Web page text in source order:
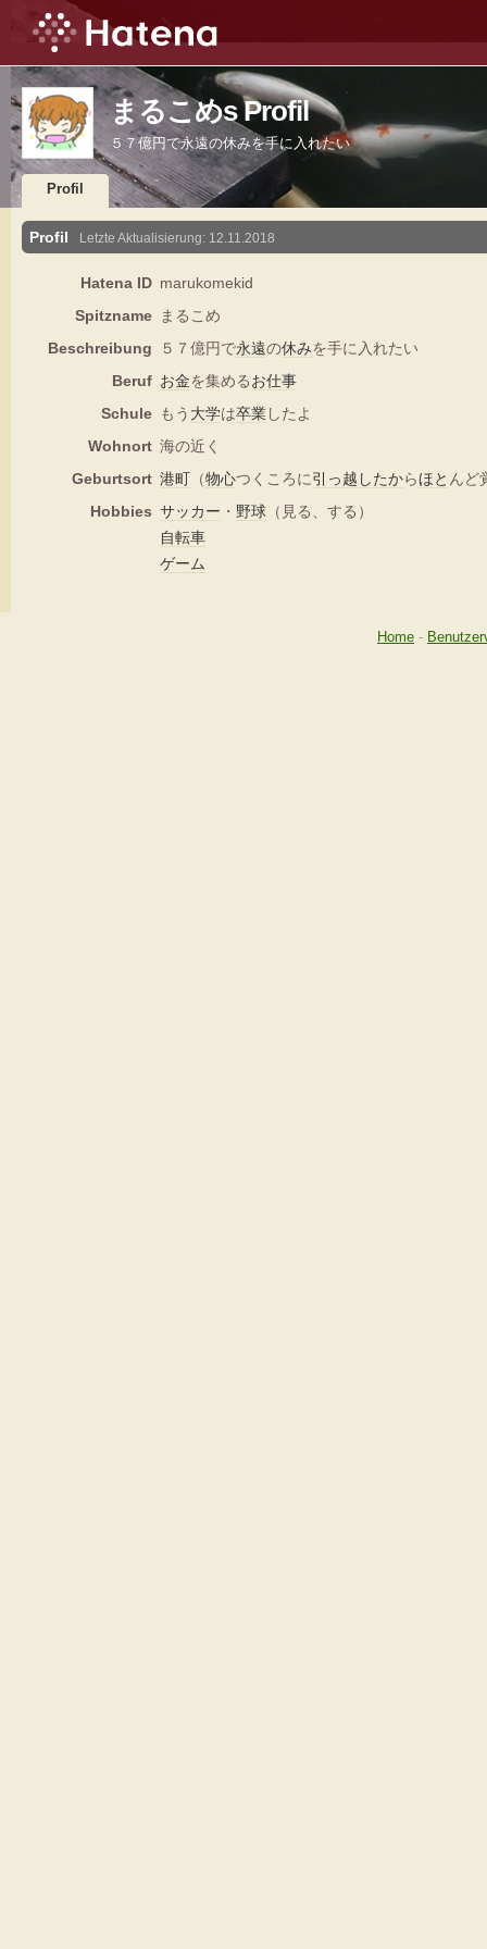
まるこめs Profil
５７億円で永遠の休みを手に入れたい
Profil
Profil Letzte Aktualisierung: 12.11.2018
Hatena ID marukomekid
Spitzname まるこめ
Beschreibung
５７億円で永遠の休みを手に入れたい
Beruf お金を集めるお仕事
Schule もう 大学は卒業したよ
Wohnort 海の近く
Geburtsort 港町 （物心つくころに引っ越したからほと んど
Hobbies サッカー ・ 野球 （見る、する）
自転車
ゲーム
Home -